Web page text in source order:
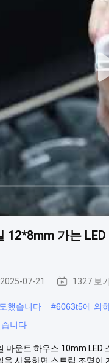
12*8mm 가는
2025-07-21 1327 보기
했습니다 #6063t5에 의
니다
마운트 하우스 10mm
사용하면 스트립 조명